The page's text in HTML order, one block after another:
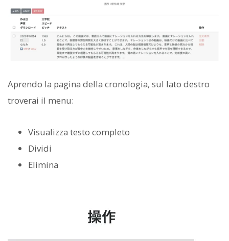
Aprendo la pagina della cronologia, sul lato destro
troverai il menu:
Visualizza testo completo
Dividi
Elimina